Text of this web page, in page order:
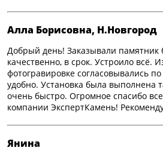
Алла Борисовна, Н.Новгород
Добрый день! Заказывали памятник
качественно, в срок. Устроило всё.
фотогравировке согласовывались
удобно. Установка была выполнена
очень быстро. Огромное спасибо
компании ЭкспертКамень!
Янина